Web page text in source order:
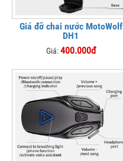
Giá đỡ chai nước MotoWolf
DH1
Giá:400.000đ